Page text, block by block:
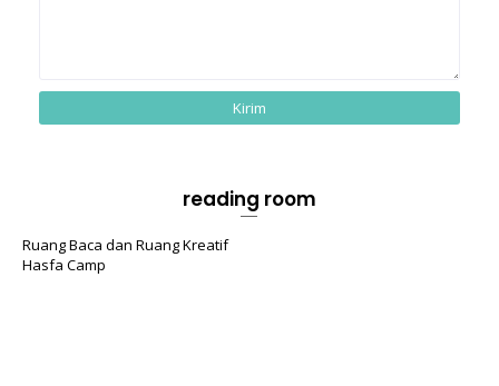
reading room
Ruang Baca dan Ruang Kreatif
Hasfa Camp